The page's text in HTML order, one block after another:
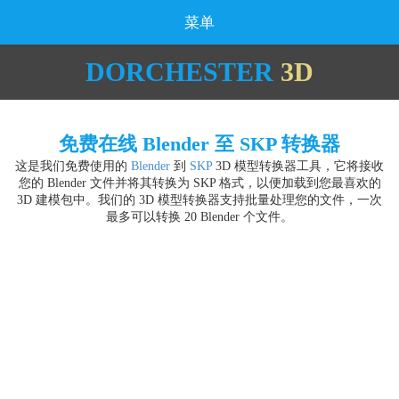
菜单
DORCHESTER 3D
免费在线 Blender 至 SKP 转换器
这是我们免费使用的 Blender 到 SKP3D 模型转换器工具，它将接收
您的 Blender 文件并将其转换为 SKP 格式，以便加载到您最喜欢的
3D 建模包中。我们的 3D 模型转换器支持批量处理您的文件，一次
最多可以转换 20 Blender 个文件。